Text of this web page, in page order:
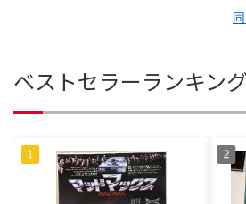
ベストセラーランキン